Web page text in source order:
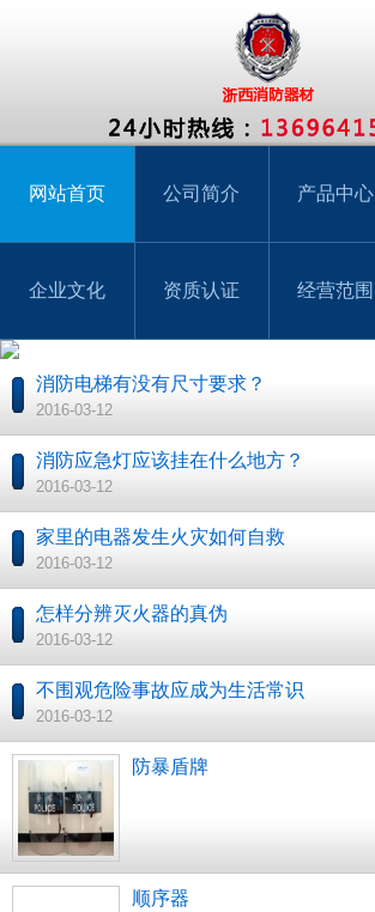
网站首页 公司简介 产品中心
企业文化 资质认证 经营范围
消防电梯有没有尺寸要求？
2016-03-12
消防应急灯应该挂在什么地方？
2016-03-12
家里的电器发生火灾如何自救
2016-03-12
怎样分辨灭火器的真伪
2016-03-12
不围观危险事故应成为生活常识
2016-03-12
防暴盾牌
顺序器